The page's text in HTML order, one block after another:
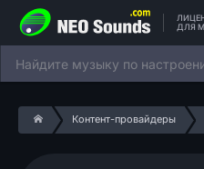
ДЛЯ
Контент-провайдеры